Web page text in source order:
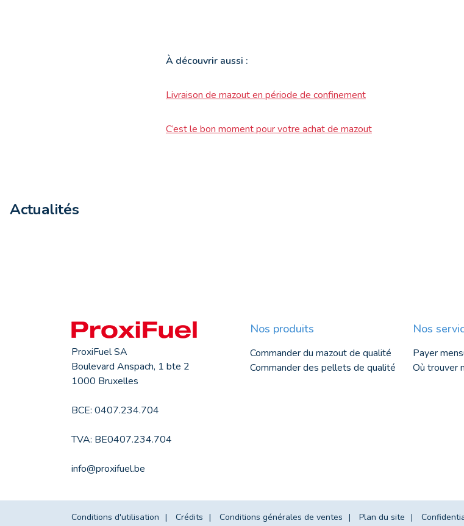
À découvrir aussi :
Livraison de mazout en période de confinement
C’est le bon moment pour votre achat de mazout
Actualités
ProxiFuel SA
Boulevard Anspach, 1 bte 2
1000 Bruxelles
BCE: 0407.234.704
TVA: BE0407.234.704
info@proxifuel.be
Nos produits
Commander du mazout de qualité
Commander des pellets de qualité
Nos
Payer
Où trouver
Conditions d'utilisation Crédits Conditions générales de ventes Plan du site